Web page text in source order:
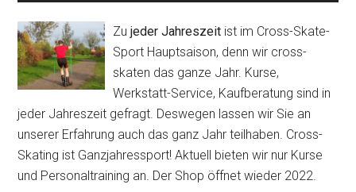
Zujeder Jahreszeit ist im Cross-Skate-
Sport Hauptsaison, denn wir cross-
skaten das ganze Jahr. Kurse,
Werkstatt-Service, Kaufberatung sind in
jeder Jahreszeit gefragt. Deswegen lassen wir Sie an
unserer Erfahrung auch das ganz Jahr teilhaben. Cross-
Skating ist Ganzjahressport! Aktuell bieten wir nur Kurse
und Personaltraining an. Der Shop öffnet wieder 2022.